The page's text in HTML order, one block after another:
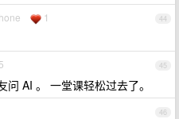
44
1
45
AI 。 一堂课轻松过去了。
46